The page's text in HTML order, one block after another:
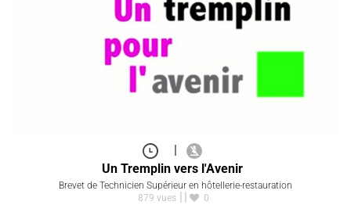
Un Tremplin vers l'Avenir
Brevet de Technicien Supérieur en hôtellerie-restauration
879 vues
0